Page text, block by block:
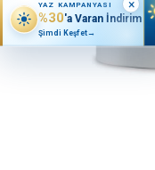
YAZ KAMPANYASI
%30'a Varan İndirim
Şimdi Keşfet→
×